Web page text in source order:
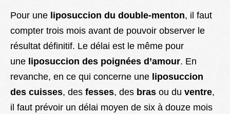
Pour une liposuccion du double-menton, il faut
compter trois mois avant de pouvoir observer le
résultat définitif. Le délai est le même pour
une liposuccion des poignées d’amour. En
revanche, en ce qui concerne une liposuccion
des cuisses, des fesses, des bras ou du ventre,
il faut prévoir un délai moyen de six à douze mois